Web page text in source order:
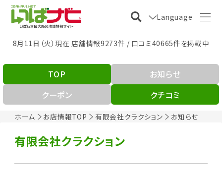
Language
8月11日（火）現在 店舗情報9273件 / 口コミ40665件を掲載中
ホーム お店情報TOP 有限会社クラクション お知らせ
TOP
お知らせ
クーポン
クチコミ
有限会社クラクション